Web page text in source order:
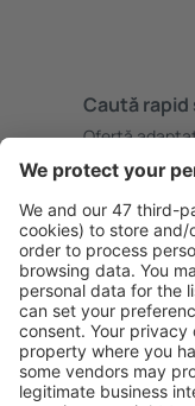
Caută rapid
Ofertă
Planifică ȋn
Rezervare
Prețuri
conectați.